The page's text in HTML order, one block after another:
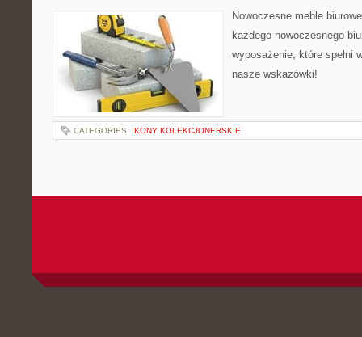
Nowoczesne meble
każdego nowoczesnego
wyposażenie, które spełni
nasze wskazówki!
CATEGORIES: IKONY KOLEKCJONERSKIE